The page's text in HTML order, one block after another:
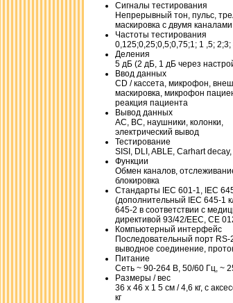
Сигналы тестирования
Непрерывный тон, пульс,
маскировка с двумя каналами
Частоты тестирования
0,125;0,25;0,5;0,75;1; 1 ,5; 2;3;
Деления
5 дБ (2 дБ, 1 дБ через
Ввод данных
CD / кассета, микрофон,
маскировка, микрофон
реакция пациента
Вывод данных
АС, ВС, наушники, колонки,
электрический вывод
Тестирование
SISI, DLI, ABLE, Carhart
Функции
Обмен каналов,
блокировка
Стандарты IEC 601-1, IEC
(дополнительный IEC 645-1
645-2 в соответствии с
директивой 93/42/ЕЕС, СЕ
Компьютерный интерфейс
Последовательный порт RS-
выводное соединение,
Питание
Сеть ~ 90-264 В, 50/60 Гц, ~
Размеры / вес
36 х 46 х 1 5 см / 4,6 кг, с
кг